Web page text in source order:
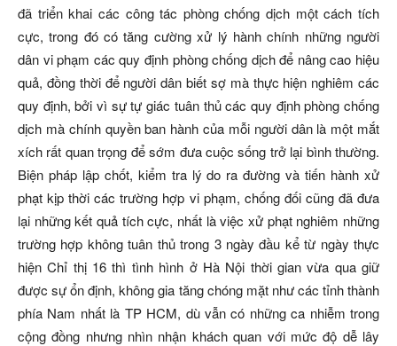
đã triển khai các công tác phòng chống dịch một cách tích
cực, trong đó có tăng cường xử lý hành chính những người
dân vi phạm các quy định phòng chống dịch để nâng cao hiệu
quả, đồng thời để người dân biết sợ mà thực hiện nghiêm các
quy định, bởi vì sự tự giác tuân thủ các quy định phòng chống
dịch mà chính quyền ban hành của mỗi người dân là một mắt
xích rất quan trọng để sớm đưa cuộc sống trở lại bình thường.
Biện pháp lập chốt, kiểm tra lý do ra đường và tiến hành xử
phạt kịp thời các trường hợp vi phạm, chống đối cũng đã đưa
lại những kết quả tích cực, nhất là việc xử phạt nghiêm những
trường hợp không tuân thủ trong 3 ngày đầu kể từ ngày thực
hiện Chỉ thị 16 thì tình hình ở Hà Nội thời gian vừa qua giữ
được sự ổn định, không gia tăng chóng mặt như các tỉnh thành
phía Nam nhất là TP HCM, dù vẫn có những ca nhiễm trong
cộng đồng nhưng nhìn nhận khách quan với mức độ dễ lây